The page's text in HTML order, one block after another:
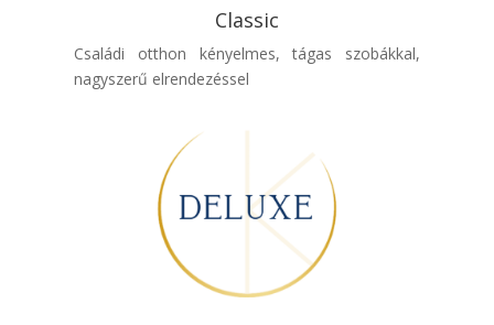
Classic
Családi otthon kényelmes, tágas szobákkal,
nagyszerű elrendezéssel